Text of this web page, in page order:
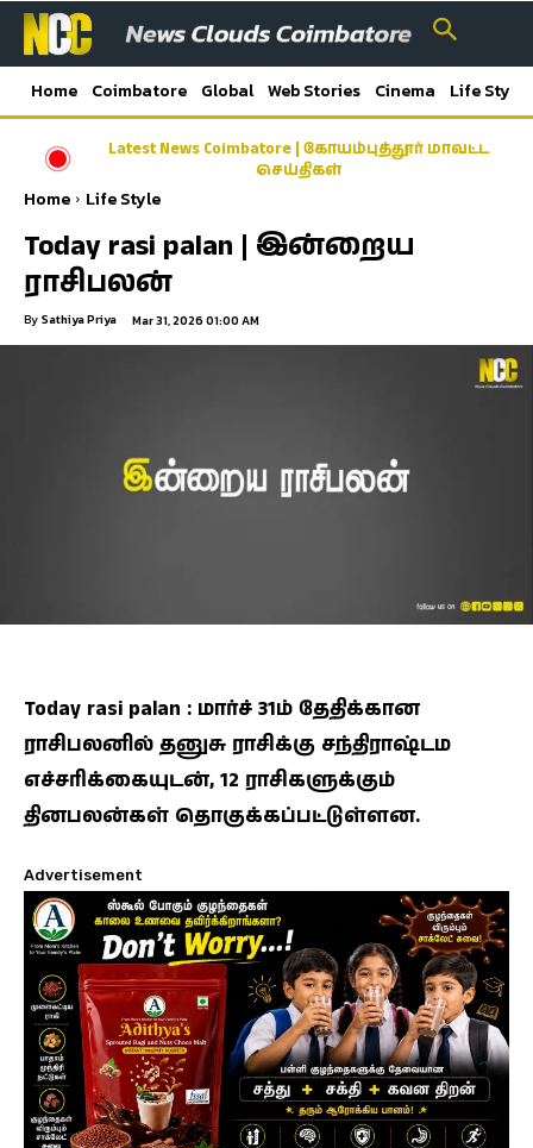
Home Coimbatore Global Web Stories Cinema Life Style
Latest News Coimbatore | கோயம்புத்தூர் மாவட்ட
செய்திகள்
Home Life Style
Today rasi palan | இன்றைய
ராசிபலன்
By Sathiya Priya Mar 31, 2026 01:00 AM
Today rasi palan : மார்ச் 31ம் தேதிக்கான
ராசிபலனில் தனுசு ராசிக்கு சந்திராஷ்டம
எச்சரிக்கையுடன், 12 ராசிகளுக்கும்
தினபலன்கள் தொகுக்கப்பட்டுள்ளன.
Advertisement